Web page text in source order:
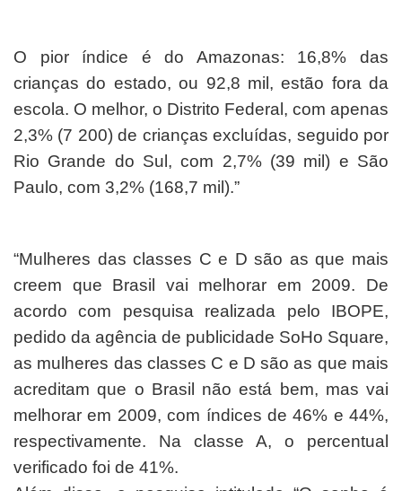
O pior índice é do Amazonas: 16,8% das
crianças do estado, ou 92,8 mil, estão fora da
escola. O melhor, o Distrito Federal, com apenas
2,3% (7 200) de crianças excluídas, seguido por
Rio Grande do Sul, com 2,7% (39 mil) e São
Paulo, com 3,2% (168,7 mil).”
“Mulheres das classes C e D são as que mais
creem que Brasil vai melhorar em 2009. De
acordo com pesquisa realizada pelo IBOPE,
pedido da agência de publicidade SoHo Square,
as mulheres das classes C e D são as que mais
acreditam que o Brasil não está bem, mas vai
melhorar em 2009, com índices de 46% e 44%,
respectivamente. Na classe A, o percentual
verificado foi de 41%.